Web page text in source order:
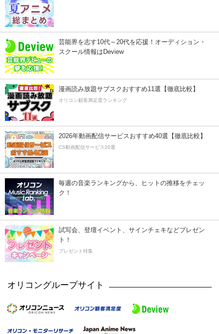
芸能界を志す10代～20代を応援！オーディション・
スクール情報はDeview
漫画読み放題サブスクおすすめ11選【徹底比較】
オリコン顧客満足度ランキング
2026年動画配信サービスおすすめ40選【徹底比較】
CS動画配信サービス20選
毎週の音楽ランキングから、ヒットの推移をチェッ
ク！
試写会、登壇イベント、サインチェキなどプレゼン
ト！
プレゼント特集
オリコングループサイト